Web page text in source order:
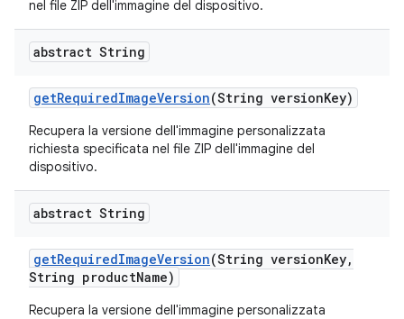
nel file ZIP dell'immagine del dispositivo.
abstract String
getRequiredImageVersion(String versionKey)
Recupera la versione dell'immagine personalizzata
richiesta specificata nel file ZIP dell'immagine del
dispositivo.
abstract String
getRequiredImageVersion(String versionKey,
String productName)
Recupera la versione dell'immagine personalizzata